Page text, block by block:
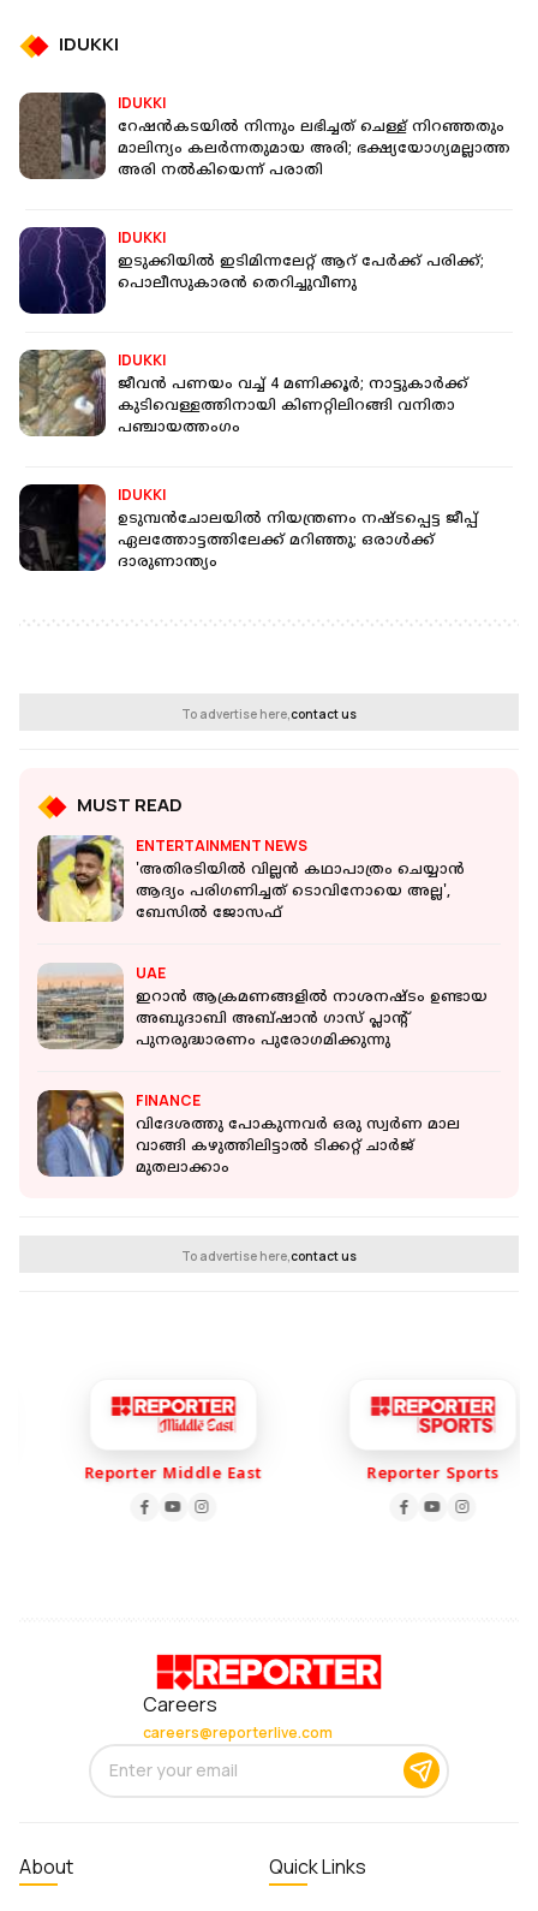
IDUKKI
IDUKKI
റേഷൻകടയിൽ നിന്നും ലഭിച്ചത് ചെള്ള് നിറഞ്ഞതും
മാലിന്യം കലർന്നതുമായ അരി; ഭക്ഷ്യയോഗ്യമല്ലാത്ത
അരി നൽകിയെന്ന് പരാതി
IDUKKI
ഇടുക്കിയില്‍ ഇടിമിന്നലേറ്റ് ആറ് പേര്‍ക്ക് പരിക്ക്;
പൊലീസുകാരൻ തെറിച്ചുവീണു
IDUKKI
ജീവൻ പണയം വച്ച് 4 മണിക്കൂർ; നാട്ടുകാർക്ക്
കുടിവെള്ളത്തിനായി കിണറ്റിലിറങ്ങി വനിതാ
പഞ്ചായത്തംഗം
IDUKKI
ഉടുമ്പന്‍ചോലയില്‍ നിയന്ത്രണം നഷ്ടപ്പെട്ട ജീപ്പ്
ഏലത്തോട്ടത്തിലേക്ക് മറിഞ്ഞു; ഒരാള്‍ക്ക്
ദാരുണാന്ത്യം
To advertise here,contact us
MUST READ
ENTERTAINMENT NEWS
'അതിരടിയിൽ വില്ലൻ കഥാപാത്രം ചെയ്യാൻ
ആദ്യം പരിഗണിച്ചത് ടൊവിനോയെ അല്ല',
ബേസിൽ ജോസഫ്
UAE
ഇറാൻ ആക്രമണങ്ങളിൽ നാശനഷ്ടം ഉണ്ടായ
അബുദാബി അബ്ഷാന്‍ ഗാസ് പ്ലാന്റ്
പുനരുദ്ധാരണം പുരോ​ഗമിക്കുന്നു
FINANCE
വിദേശത്തു പോകുന്നവർ ഒരു സ്വർണ മാല
വാങ്ങി കഴുത്തിലിട്ടാൽ ടിക്കറ്റ് ചാർജ്
മുതലാക്കാം
To advertise here,contact us
Reporter Middle East Reporter Sports
Careers
careers@reporterlive.com
About Quick Links